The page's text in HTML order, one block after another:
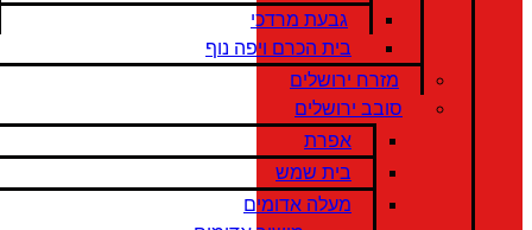
גבעת מרדכי
בית הכרם ויפה נוף
מזרח ירושלים
סובב ירושלים
אפרת
בית שמש
מעלה אדומים